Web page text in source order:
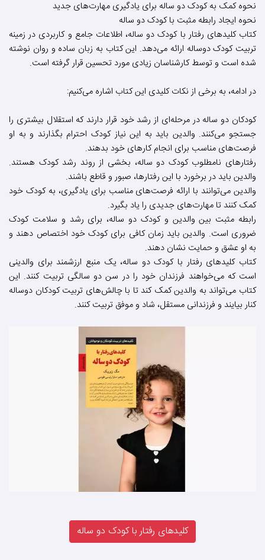
نحوه کمک به کودک دو ساله برای یادگیری مهارت‌های جدید
نحوه ایجاد رابطه مثبت با کودک دو ساله
کتاب کلیدهای رفتار با کودک دو ساله، اطلاعات جامع و کاربردی در زمینه
تربیت کودک دوساله ارائه می‌دهد. این کتاب به زبان ساده و روان نوشته
شده است و توسط کارشناسان زیادی مورد تحسین قرار گرفته است.
در ادامه، به برخی از نکات کلیدی این کتاب اشاره می‌کنیم:
کودکان دو ساله در مرحله‌ای از رشد خود قرار دارند که استقلال بیشتری را
جستجو می‌کنند. والدین باید به این نیاز کودک احترام بگذارند و به او
فرصت‌های مناسب برای انجام کارهای خود بدهند.
رفتارهای نامطلوب کودک دو ساله، بخشی از روند رشد کودک هستند.
والدین باید در برخورد با این رفتارها، صبور و قاطع باشند.
والدین می‌توانند با ارائه فرصت‌های مناسب برای یادگیری، به کودک خود
کمک کنند تا مهارت‌های جدیدی را یاد بگیرد.
رابطه مثبت بین والدین و کودک دو ساله، برای رشد و سلامت کودک
ضروری است. والدین باید زمان کافی برای کودک خود اختصاص دهند و
به او عشق و حمایت نشان دهند.
کتاب کلیدهای رفتار با کودک دو ساله، یک منبع ارزشمند برای والدینی
است که می‌خواهند فرزندان خود را در سن دو سالگی تربیت کنند. این
کتاب می‌تواند به والدین کمک کند تا با چالش‌های تربیت کودکان دوساله
کنار بیایند و فرزندانی مستقل، شاد و موفق تربیت کنند.
کلیدهای رفتار با کودک دو ساله